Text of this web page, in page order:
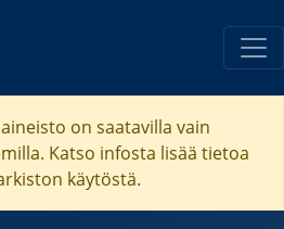
on saatavilla vain
Katso infosta lisää tietoa
käytöstä.